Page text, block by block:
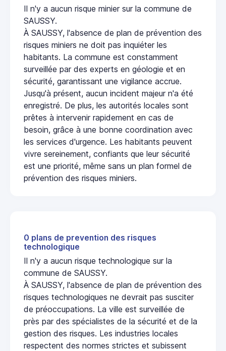
Il n'y a aucun risque minier sur la commune de
SAUSSY.
À SAUSSY, l'absence de plan de prévention des
risques miniers ne doit pas inquiéter les
habitants. La commune est constamment
surveillée par des experts en géologie et en
sécurité, garantissant une vigilance accrue.
Jusqu'à présent, aucun incident majeur n'a été
enregistré. De plus, les autorités locales sont
prêtes à intervenir rapidement en cas de
besoin, grâce à une bonne coordination avec
les services d'urgence. Les habitants peuvent
vivre sereinement, confiants que leur sécurité
est une priorité, même sans un plan formel de
prévention des risques miniers.
0 plans de prevention des risques
technologique
Il n'y a aucun risque technologique sur la
commune de SAUSSY.
À SAUSSY, l'absence de plan de prévention des
risques technologiques ne devrait pas susciter
de préoccupations. La ville est surveillée de
près par des spécialistes de la sécurité et de la
gestion des risques. Les industries locales
respectent des normes strictes et subissent